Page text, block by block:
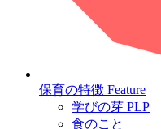
保育の特徴 Feature
学びの芽 PLP
食のこと